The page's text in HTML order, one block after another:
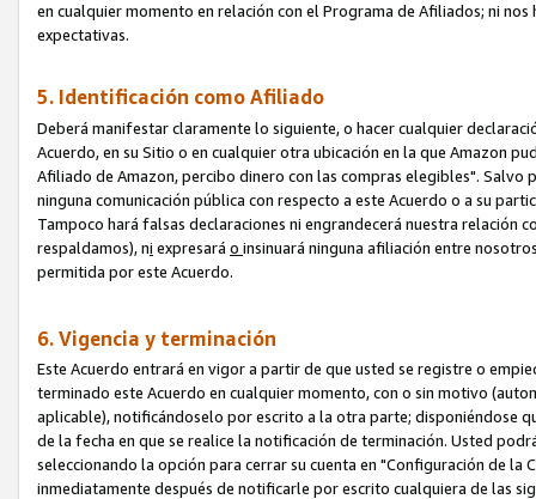
en cualquier momento en relación con el Programa de Afiliados; ni
expectativas.
5. Identificación como Afiliado
Deberá manifestar claramente lo siguiente, o hacer cualquier
Acuerdo, en su Sitio o en cualquier otra ubicación en la que Amazon
Afiliado de Amazon, percibo dinero con las compras elegibles". Salvo
ninguna comunicación pública con respecto a este Acuerdo o a su
Tampoco hará falsas declaraciones ni engrandecerá nuestra relación
respaldamos), ni expresará o insinuará ninguna afiliación entre
permitida por este Acuerdo.
6. Vigencia y terminación
Este Acuerdo entrará en vigor a partir de que usted se registre o
terminado este Acuerdo en cualquier momento, con o sin motivo
aplicable), notificándoselo por escrito a la otra parte; disponiéndose
de la fecha en que se realice la notificación de terminación. Usted
seleccionando la opción para cerrar su cuenta en "Configuración de
inmediatamente después de notificarle por escrito cualquiera de las